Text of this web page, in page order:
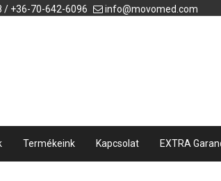
/ +36-70-642-6096 info@movomed.com
Termékeink Kapcsolat EXTRA